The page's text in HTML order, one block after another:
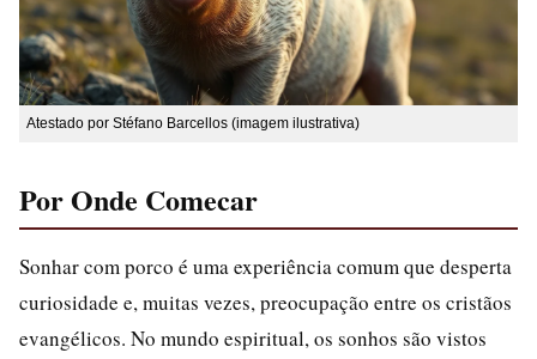
Atestado por Stéfano Barcellos (imagem ilustrativa)
Por Onde Comecar
Sonhar com porco é uma experiência comum que desperta
curiosidade e, muitas vezes, preocupação entre os cristãos
evangélicos. No mundo espiritual, os sonhos são vistos